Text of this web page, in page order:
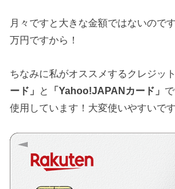
月々ですと大きな金額ではないので
万円ですから！
ちなみに私がオススメするクレジッ
ード」 と 「Yahoo!JAPANカード」
使用しています！大変使いやすいです